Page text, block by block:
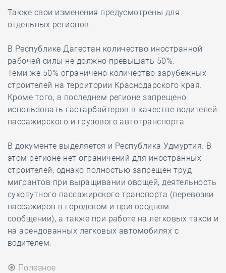
Также свои изменения предусмотрены для
отдельных регионов.
В Республике Дагестан количество иностранной
рабочей силы не должно превышать 50%.
Теми же 50% ограничено количество зарубежных
строителей на территории Краснодарского края.
Кроме того, в последнем регионе запрещено
использовать гастарбайтеров в качестве водителей
пассажирского и грузового автотранспорта.
В документе выделяется и Республика Удмуртия. В
этом регионе нет ограничений для иностранных
строителей, однако полностью запрещён труд
мигрантов при выращивании овощей, деятельность
сухопутного пассажирского транспорта (перевозки
пассажиров в городском и пригородном
сообщении), а также при работе на легковых такси и
на арендованных легковых автомобилях с
водителем.
Полезное